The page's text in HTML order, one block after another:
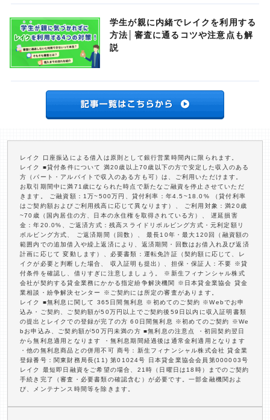
学生が親に内緒でレイクを利用する
方法│審査に通るコツや注意点も解
説
レイク 口座振込による借入は原則として銀行営業時間内に限られます。
レイク ■貸付条件について 満20歳以上70歳以下の方で安定した収入のある
方（パート・アルバイトで収入のある方も可）は、ご利用いただけます。
お取引期間中に満71歳になられた時点で新たなご融資を停止させていただ
きます。 ご融資額：1万~500万円、貸付利率：年4.5~18.0% （貸付利率
はご契約額およびご利用残高に応じて異なります）、 ご利用対象：満20歳
~70歳（国内居住の方、日本の永住権を取得されている方）、 遅延損害
金：年20.0%、ご返済方式：残高スライドリボルビング方式・元利定額リ
ボルビング方式、 ご返済期間（回数）、 最長10年・最大120回（融資額の
範囲内での追加借入や繰上返済により、返済期間・回数はお借入れ及び返済
計画に応じて 変動します）、必要書類：運転免許証（契約額に応じて、レ
イクが必要と判断した場合、 収入証明も提出）、担保・保証人：不要 ※貸
付条件を確認し、借りすぎに注意しましょう。 ※新生フィナンシャル株式
会社が契約する貸金業務にかかる指定紛争解決機関 ※日本貸金業協会 貸金
業相談・紛争解決センター ※ご契約には所定の審査があります。
レイク ■無利息に関して 365日間無利息 ※初めてのご契約 ※Webでお申
込み・ご契約、ご契約額が50万円以上でご契約後59日以内に収入証明書類
の提出とレイクでの登録が完了の方 60日間無利息 ※初めてのご契約 ※We
bお申込み、ご契約額が50万円未満の方 ■無利息の注意点 ・初回契約翌日
から無利息適用となります ・無利息期間経過後は通常金利適用となります
・他の無利息商品との併用不可 商号：新生フィナンシャル株式会社 貸金業
登録番号：関東財務局長(11) 第01024号 日本貸金業協会会員第000003号
レイク 最短即日融資をご希望の場合、21時（日曜日は18時）までのご契約
手続き完了（審査・必要書類の確認含む）が必要です。一部金融機関およ
び、メンテナンス時間等を除きます。